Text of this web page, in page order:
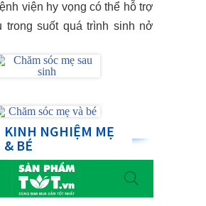
viện hy vọng có thể hỗ trợ
trong suốt quá trình sinh nở
KINH NGHIỆM MẸ
& BÉ